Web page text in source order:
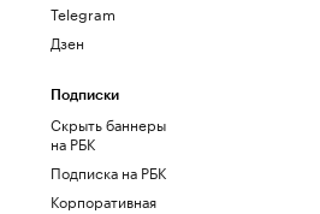
Telegram
Дзен
Подписки
Скрыть баннеры
на РБК
Подписка на РБК
Корпоративная